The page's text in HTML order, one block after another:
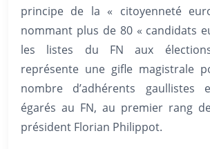
principe de la « citoyenneté
nommant plus de 80 « candidats
les listes du FN aux élections
représente une gifle magistrale
nombre d’adhérents gaullistes
égarés au FN, au premier rang
président Florian Philippot.